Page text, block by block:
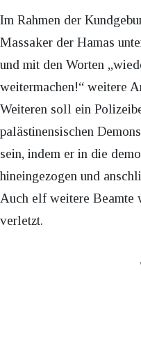
Im Rahmen der
Massaker der Hamas
und mit den Worten
weitermachen!“ weitere
Weiteren soll ein
palästinensischen
sein, indem er in die
hineingezogen und
Auch elf weitere Beamte
verletzt.